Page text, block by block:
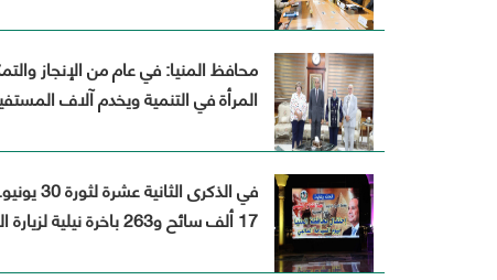
محافظ المنيا: في عام من الإنجاز
المرأة في التنمية ويخدم آلاف
في
17 ألف سائح و263 باخرة نيلية لزيارة المناطق الأثرية خلال عام